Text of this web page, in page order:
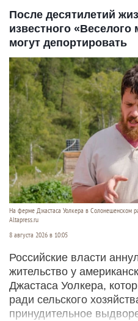
После десятилетий
известного «Веселого
могут депортировать
На ферме Джастаса Уолкера в Солонешенском
Altapress.ru
8 августа 2026 в 10:05
Российские власти
жительство у
Джастаса Уолкера,
ради сельского
принудительное